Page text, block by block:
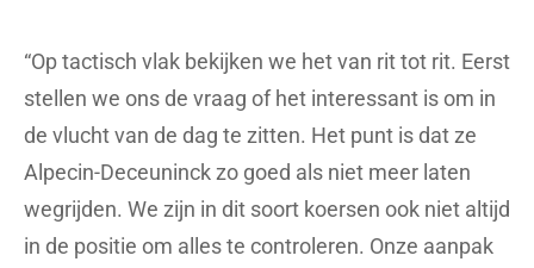
“Op tactisch vlak bekijken we het van rit tot rit. Eerst
stellen we ons de vraag of het interessant is om in
de vlucht van de dag te zitten. Het punt is dat ze
Alpecin-Deceuninck zo goed als niet meer laten
wegrijden. We zijn in dit soort koersen ook niet altijd
in de positie om alles te controleren. Onze aanpak